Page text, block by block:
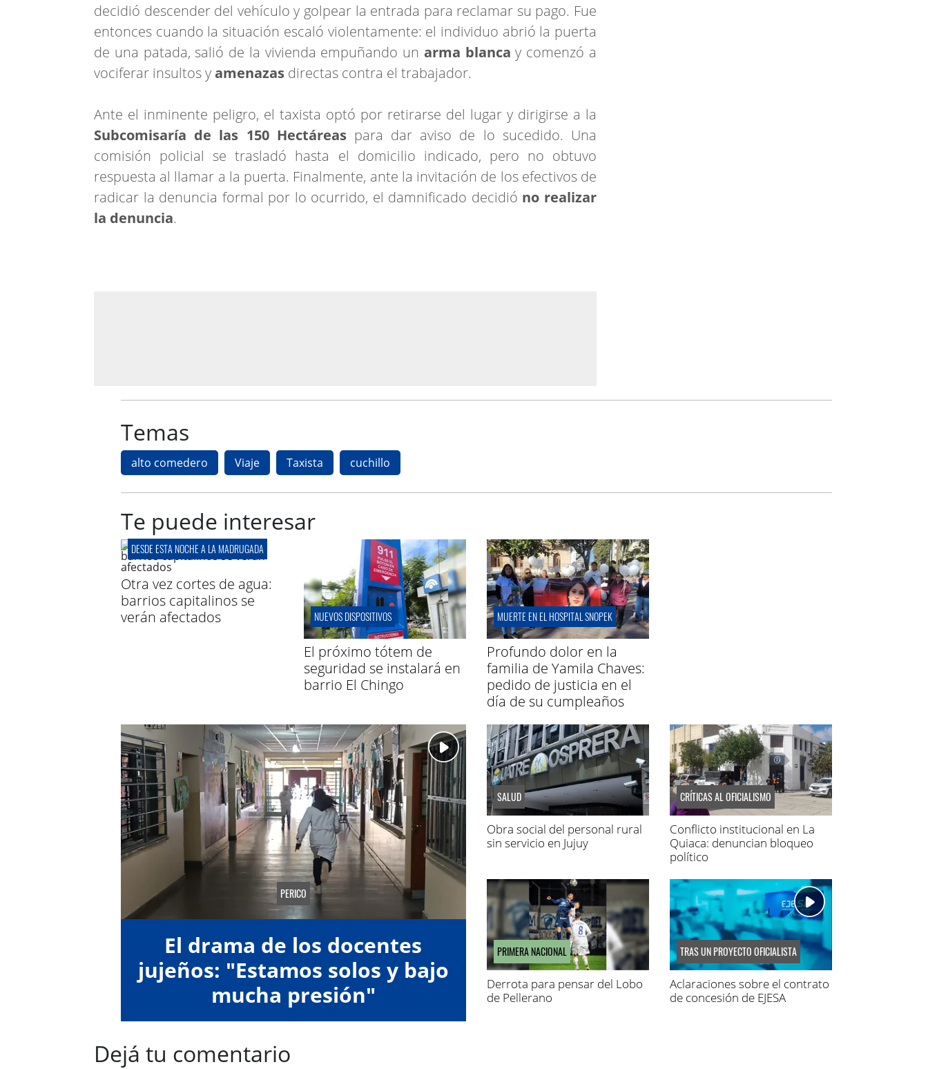
decidió descender del vehículo y golpear la entrada para reclamar su pago. Fue
entonces cuando la situación escaló violentamente: el individuo abrió la puerta
de una patada, salió de la vivienda empuñando un arma blanca y comenzó a
vociferar insultos y amenazas directas contra el trabajador.
Ante el inminente peligro, el taxista optó por retirarse del lugar y dirigirse a la
Subcomisaría de las 150 Hectáreaspara dar aviso de lo sucedido. Una
comisión policial se trasladó hasta el domicilio indicado, pero no obtuvo
respuesta al llamar a la puerta. Finalmente, ante la invitación de los efectivos de
radicar la denuncia formal por lo ocurrido, el damnificado decidió no realizar
la denuncia.
Temas
alto comedero Viaje Taxista cuchillo
Te puede interesar
DESDE ESTA NOCHE A LA MADRUGADA
Otra vez cortes de agua:
barrios capitalinos se
verán afectados
NUEVOS DISPOSITIVOS
El próximo tótem de
seguridad se instalará en
barrio El Chingo
MUERTE EN EL HOSPITAL SNOPEK
Profundo dolor en la
familia de Yamila Chaves:
pedido de justicia en el
día de su cumpleaños
PERICO
El drama de los docentes
jujeños: "Estamos solos y bajo
mucha presión"
SALUD
Obra social del personal rural
sin servicio en Jujuy
CRÍTICAS AL OFICIALISMO
Conflicto institucional en La
Quiaca: denuncian bloqueo
político
PRIMERA NACIONAL
Derrota para pensar del Lobo
de Pellerano
TRAS UN PROYECTO OFICIALISTA
Aclaraciones sobre el contrato
de concesión de EJESA
Dejá tu comentario